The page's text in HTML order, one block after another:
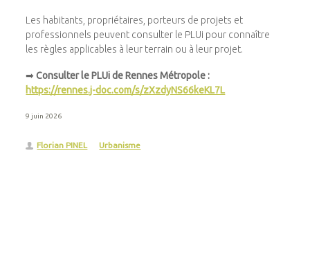
Les habitants, propriétaires, porteurs de projets et
professionnels peuvent consulter le PLUi pour connaître
les règles applicables à leur terrain ou à leur projet.
➡Consulter le PLUi de Rennes Métropole :
https://rennes.j-doc.com/s/zXzdyNS66keKL7L
9 juin 2026
Florian PINEL Urbanisme